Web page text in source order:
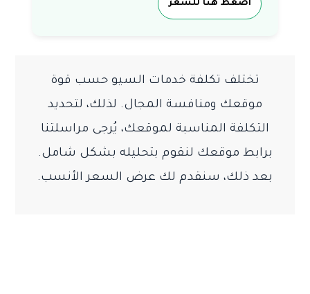
اضغط هنا للسعر
تختلف تكلفة خدمات السيو حسب قوة
موقعك ومنافسة المجال. لذلك، لتحديد
التكلفة المناسبة لموقعك، يُرجى مراسلتنا
برابط موقعك لنقوم بتحليله بشكل شامل.
بعد ذلك، سنقدم لك عرض السعر الأنسب.